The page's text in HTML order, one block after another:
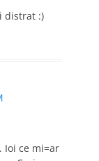
distrat :)
Ioi ce mi=ar